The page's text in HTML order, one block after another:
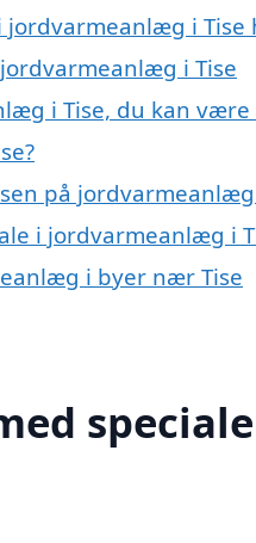
jordvarmeanlæg i Tise
i Tise
i Tise, du kan være
på jordvarmeanlæg
i jordvarmeanlæg i
i byer nær Tise